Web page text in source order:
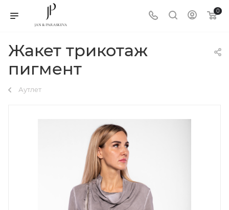
0
Жакет трикотаж
пигмент
Аутлет